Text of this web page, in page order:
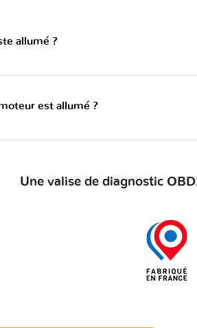
allumé ?
est allumé ?
Une valise de diagnostic